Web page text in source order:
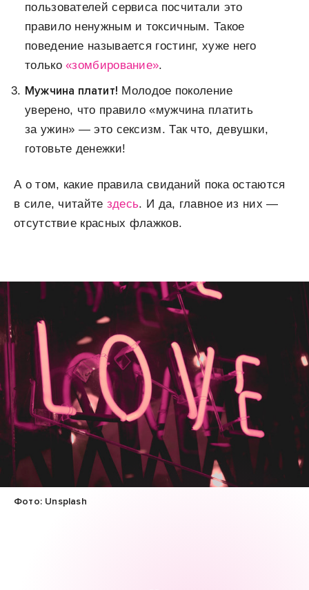
пользователей сервиса посчитали это
правило ненужным и токсичным. Такое
поведение называется гостинг, хуже него
только«зомбирование».
Мужчина платит! Молодое поколение
уверено, что правило «мужчина платить
за ужин» — это сексизм. Так что, девушки,
готовьте денежки!
А о том, какие правила свиданий пока остаются
в силе, читайте здесь. И да, главное из них —
отсутствие красных флажков.
Фото: Unsplash